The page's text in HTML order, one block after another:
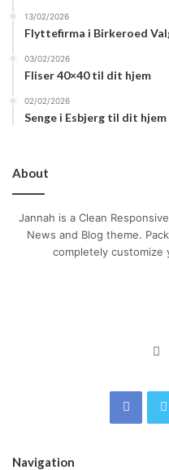
at gøre din research og
kan du finde et lån, der
dig med at opnå dine
gæld.
13/02/2026
Flyttefirma i Birkeroed
03/02/2026
Fliser 40×40 til dit hjem
02/02/2026
Senge i Esbjerg til dit hjem
About
Jannah is a Clean
News and Blog theme.
completely customize
Navigation